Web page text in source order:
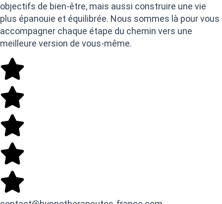
objectifs de bien-être, mais aussi construire une vie
plus épanouie et équilibrée. Nous sommes là pour vous
accompagner chaque étape du chemin vers une
meilleure version de vous-même.